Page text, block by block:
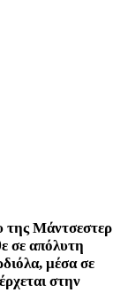
της Μάντσεστερ
σε απόλυτη
μέσα σε
στην